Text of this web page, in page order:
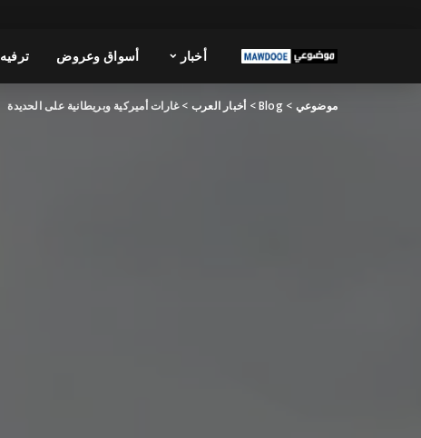
أخبار أسواق وعروض ترفيه
موضوعي >
Blog
> أخبار العرب >غارات أميركية وبريطانية على الحديدة